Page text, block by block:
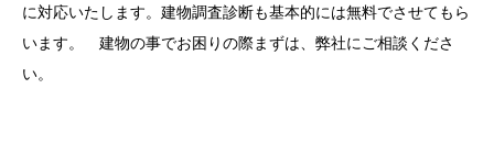
に対応いたします。建物調査診断も基本的には無料でさせてもら
います。 建物の事でお困りの際まずは、弊社にご相談くださ
い。